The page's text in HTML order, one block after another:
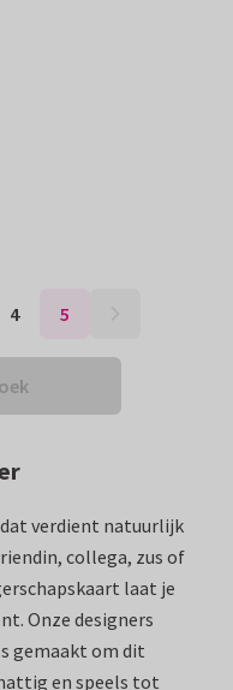
4 5
dat verdient natuurlijk
collega, zus of
laat je
Onze designers
gemaakt om dit
en speels tot